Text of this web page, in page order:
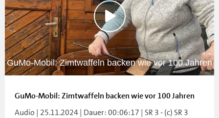
GuMo-Mobil: Zimtwaffeln backen wie vor 100 Jahren
GuMo-Mobil: Zimtwaffeln backen wie vor 100 Jahren
Audio | 25.11.2024 | Dauer: 00:06:17 | SR 3 - (c) SR 3